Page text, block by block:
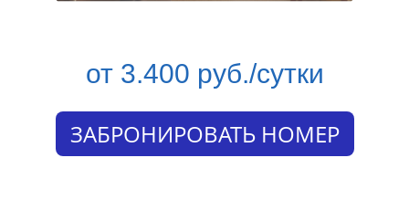
от 3.400 руб./сутки
ЗАБРОНИРОВАТЬ НОМЕР